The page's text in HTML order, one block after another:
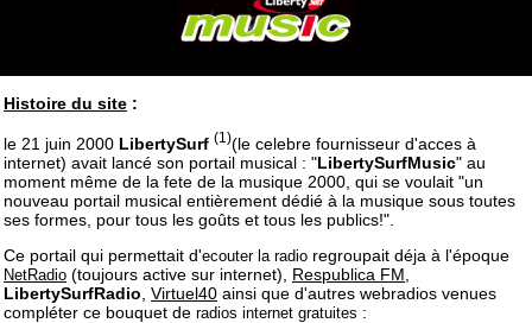
Histoire du site :
le 21 juin 2000 LibertySurf (1)(le celebre fournisseur d'acces à
internet) avait lancé son portail musical : "LibertySurfMusic" au
moment même de la fete de la musique 2000, qui se voulait "un
nouveau portail musical entièrement dédié à la musique sous toutes
ses formes, pour tous les goûts et tous les publics!".
Ce portail qui permettait d'ecouter la radio regroupait déja à l'époque
NetRadio (toujours active sur internet), Respublica FM
LibertySurfRadio Virtuel40 ainsi que d'autres webradios venues
compléter ce bouquet de radios internet gratuites :